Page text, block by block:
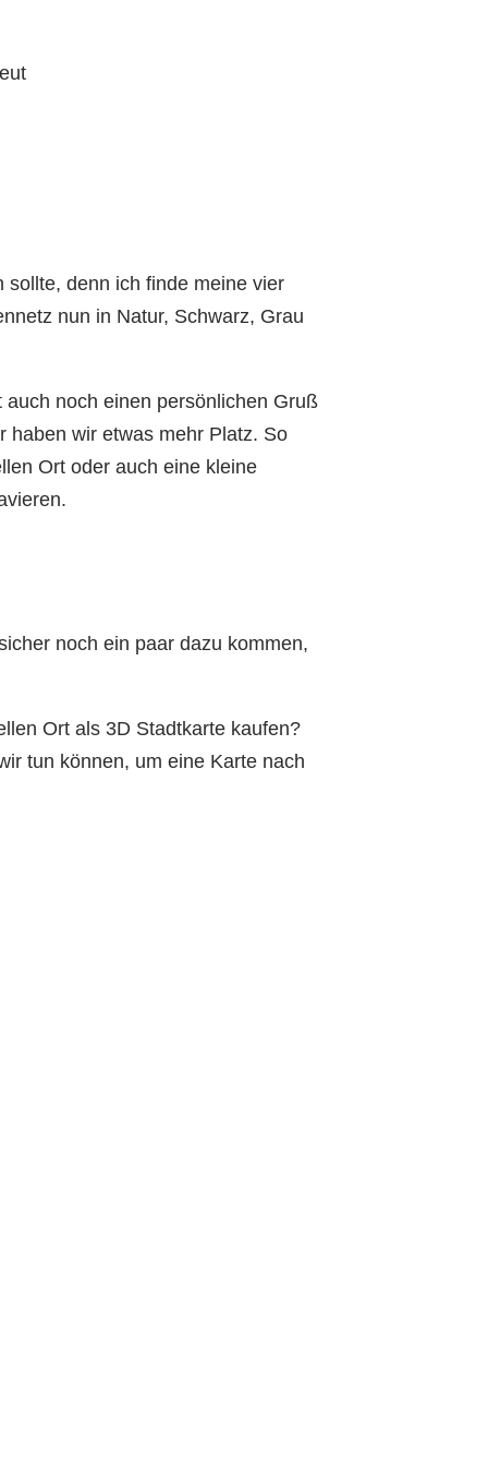
denn ich finde meine vier
nun in Natur, Schwarz, Grau
noch einen persönlichen Gruß
haben wir etwas mehr Platz. So
Ort oder auch eine kleine
noch ein paar dazu kommen,
Ort als 3D Stadtkarte kaufen?
tun können, um eine Karte nach